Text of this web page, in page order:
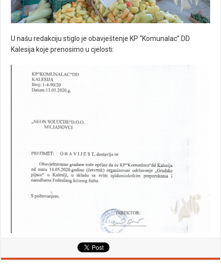
U našu redakciju stiglo je obavještenje KP “Komunalac” DD
Kalesija koje prenosimo u cjelosti: